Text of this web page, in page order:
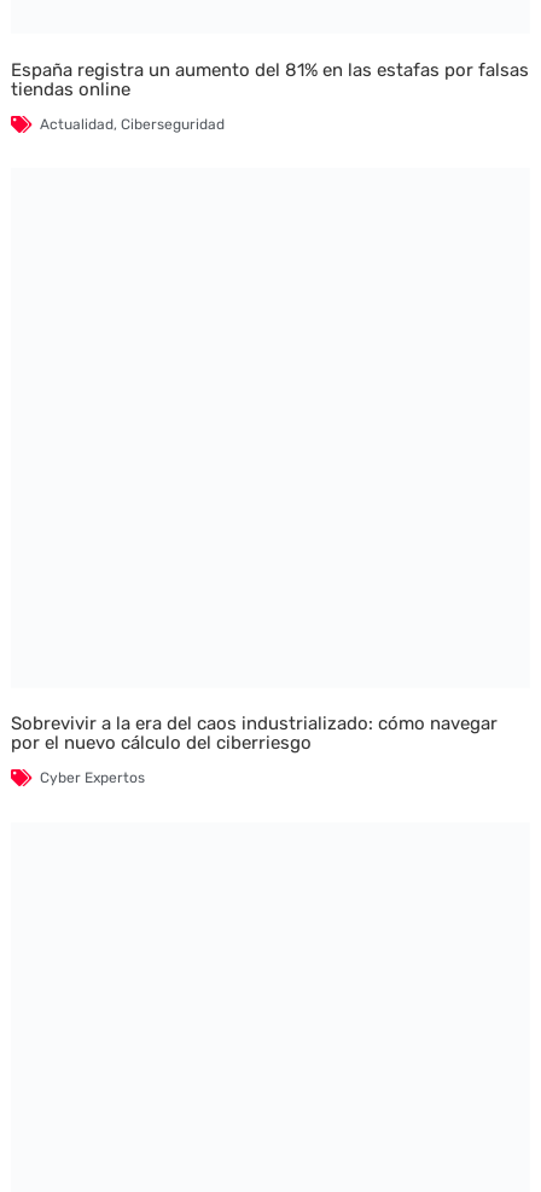
España registra un aumento del 81% en las estafas por falsas
tiendas online
Actualidad, Ciberseguridad
Sobrevivir a la era del caos industrializado: cómo navegar
por el nuevo cálculo del ciberriesgo
Cyber Expertos